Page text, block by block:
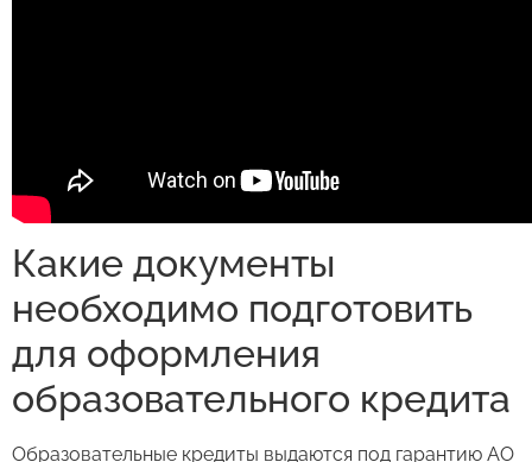
Какие документы
необходимо подготовить
для оформления
образовательного кредита
Образовательные кредиты выдаются под гарантию АО